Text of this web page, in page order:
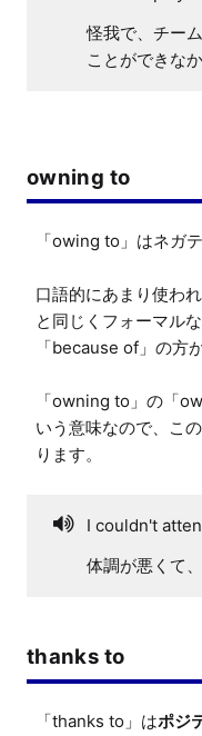
怪我で、チー
ことができなか
owning to
「owing to」はネガ
口語的にあまり使わ
と同じくフォーマルな
「because of」の方
「owning to」の「
いう意味なので、こ
ります。
I couldn't
体調が悪くて
thanks to
「thanks to」はポジ